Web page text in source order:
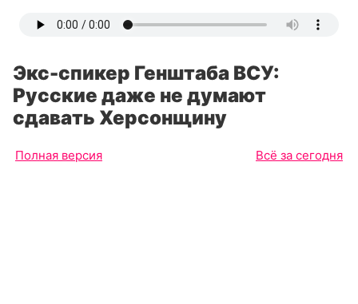
Экс-спикер Генштаба ВСУ:
Русские даже не думают
сдавать Херсонщину
Полная версия Всё за сегодня